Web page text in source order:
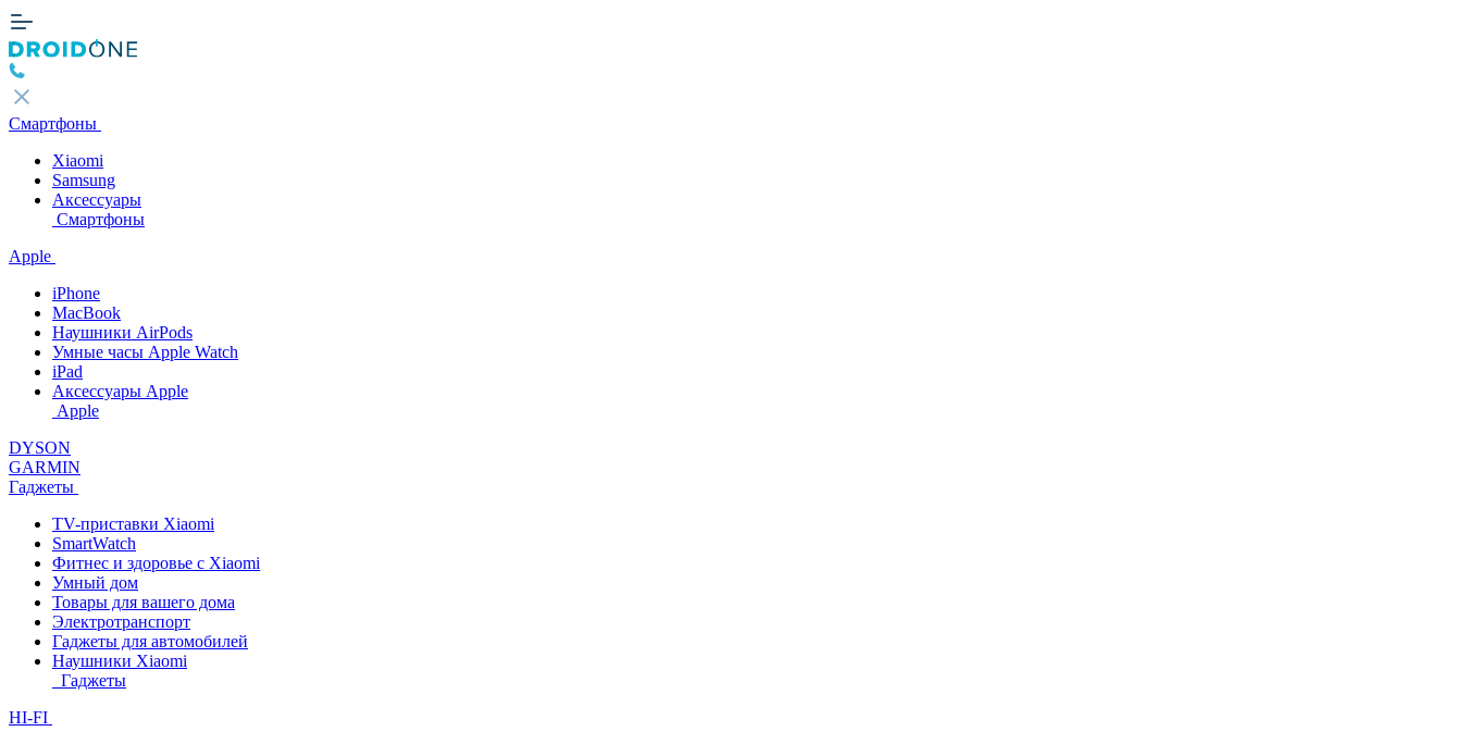
Смартфоны
Xiaomi
Samsung
Аксессуары
Смартфоны
Apple
iPhone
MacBook
Наушники AirPods
Умные часы Apple Watch
iPad
Аксессуары Apple
Apple
DYSON
GARMIN
Гаджеты
TV-приставки Xiaomi
SmartWatch
Фитнес и здоровье с Xiaomi
Умный дом
Товары для вашего дома
Электротранспорт
Гаджеты для автомобилей
Наушники Xiaomi
Гаджеты
HI-FI